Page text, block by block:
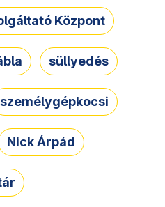
Központ
süllyedés
személygépkocsi
Nick Árpád